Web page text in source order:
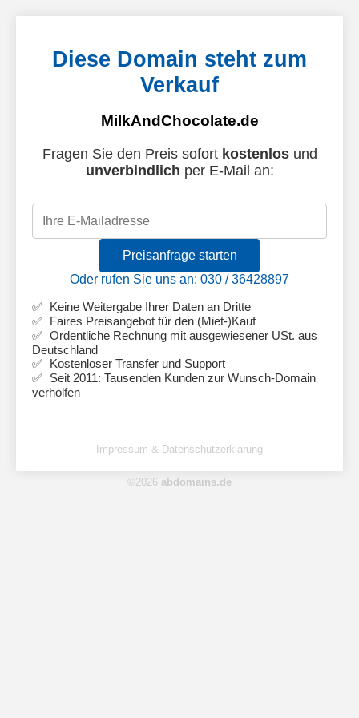
Diese Domain steht zum
Verkauf
MilkAndChocolate.de
Fragen Sie den Preis sofort kostenlosund
unverbindlich per E-Mail an:
Preisanfrage starten
Oder rufen Sie uns an: 030 / 36428897
Keine Weitergabe Ihrer Daten an Dritte
Faires Preisangebot für den (Miet-)Kauf
Ordentliche Rechnung mit ausgewiesener USt. aus
Deutschland
Kostenloser Transfer und Support
Seit 2011: Tausenden Kunden zur Wunsch-Domain
verholfen
Impressum & Datenschutzerklärung
©2026 abdomains.de